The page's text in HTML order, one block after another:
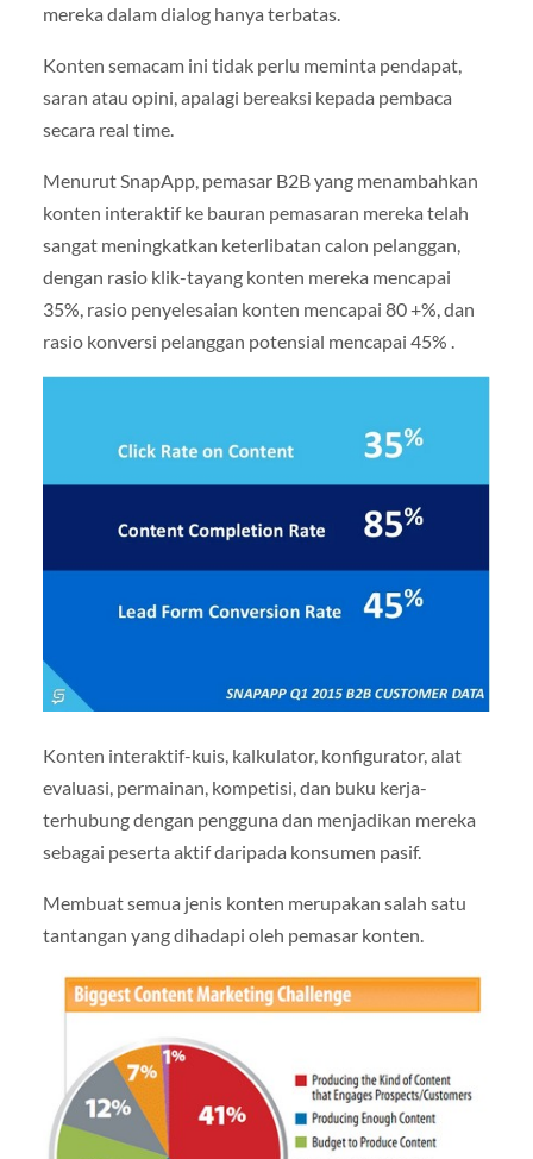
mereka dalam dialog hanya terbatas.
Konten semacam ini tidak perlu meminta pendapat,
saran atau opini, apalagi bereaksi kepada pembaca
secara real time.
Menurut SnapApp, pemasar B2B yang menambahkan
konten interaktif ke bauran pemasaran mereka telah
sangat meningkatkan keterlibatan calon pelanggan,
dengan rasio klik-tayang konten mereka mencapai
35%, rasio penyelesaian konten mencapai 80 +%, dan
rasio konversi pelanggan potensial mencapai 45% .
Konten interaktif-kuis, kalkulator, konfigurator, alat
evaluasi, permainan, kompetisi, dan buku kerja-
terhubung dengan pengguna dan menjadikan mereka
sebagai peserta aktif daripada konsumen pasif.
Membuat semua jenis konten merupakan salah satu
tantangan yang dihadapi oleh pemasar konten.